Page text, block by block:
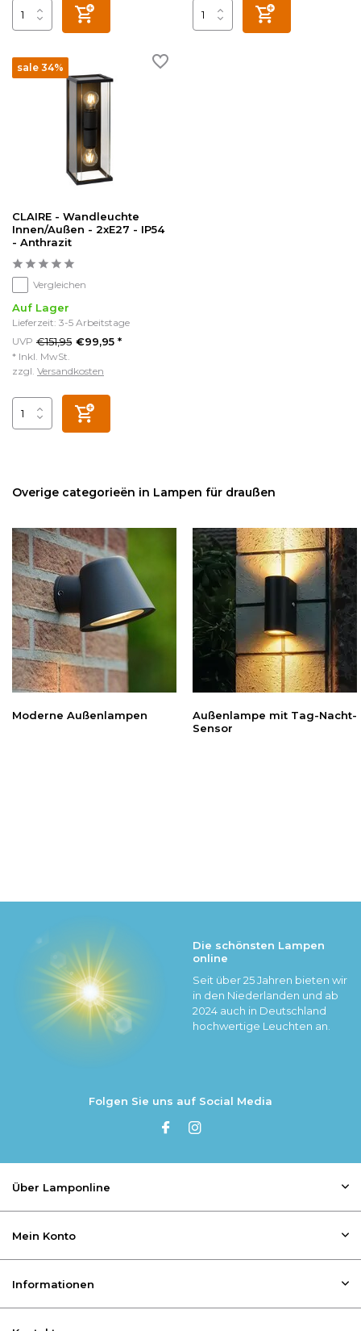
sale 34%
CLAIRE - Wandleuchte
Innen/Außen - 2xE27 - IP54
- Anthrazit
Vergleichen
Auf Lager
Lieferzeit: 3-5 Arbeitstage
UVP €151,95 €99,95 *
* Inkl. MwSt.
zzgl. Versandkosten
Overige categorieën in Lampen für draußen
Moderne Außenlampen
Außenlampe mit Tag-Nacht-
Sensor
Die schönsten Lampen
online
Seit über 25 Jahren bieten wir
in den Niederlanden und ab
2024 auch in Deutschland
hochwertige Leuchten an.
Folgen Sie uns auf Social Media
Über Lamponline
Mein Konto
Informationen